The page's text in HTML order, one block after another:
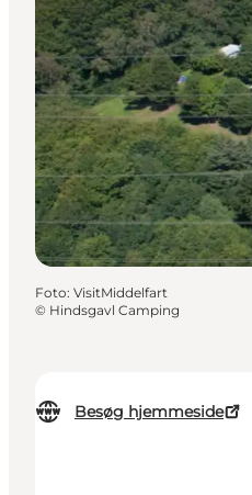
Besøg hjemmeside
Foto: VisitMiddelfart
© Hindsgavl Camping